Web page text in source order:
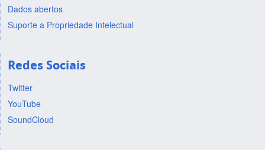
Dados abertos
Suporte a Propriedade Intelectual
Redes Sociais
Twitter
YouTube
SoundCloud